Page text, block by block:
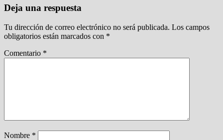
Deja una respuesta
Tu dirección de correo electrónico no será publicada. Los campos
obligatorios están marcados con *
Comentario *
Nombre *